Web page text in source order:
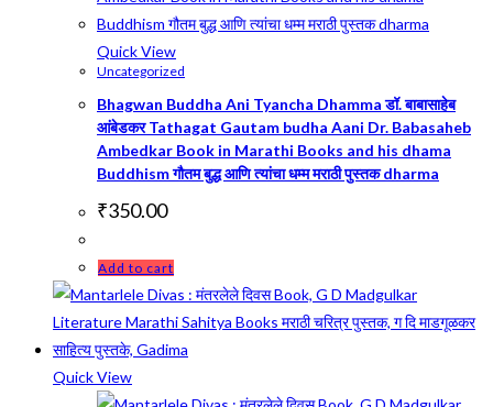
Quick View
Uncategorized
Bhagwan Buddha Ani Tyancha Dhamma डॉ. बाबासाहेब
आंबेडकर Tathagat Gautam budha Aani Dr. Babasaheb
Ambedkar Book in Marathi Books and his dhama
Buddhism गौतम बुद्ध आणि त्यांचा धम्म मराठी पुस्तक dharma
₹350.00
Add to cart
Quick View